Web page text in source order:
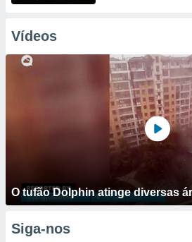
Vídeos
O tufão Dolphin atinge diversas
Siga-nos